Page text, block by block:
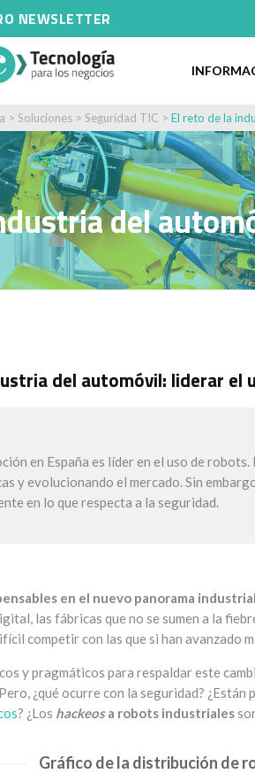
NEWSLETTER
> Soluciones > Seguridad TIC > El reto de la
del
del automóvil: liderar el
en España es líder en el uso de
y evolucionando el mercado. Sin
en lo que respecta a la seguridad.
en el nuevo panorama industrial
las fábricas que no se sumen a la
competir con las que si han avanzado
y pragmáticos para respaldar este
¿qué ocurre con la seguridad? ¿Están
? ¿Los hackeosa robots industriales
Gráfico de la distribución de